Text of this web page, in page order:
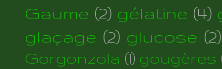
Gaume (2) gélatine (4)
glaçage (2) glucose (2)
Gorgonzola (1) gougères